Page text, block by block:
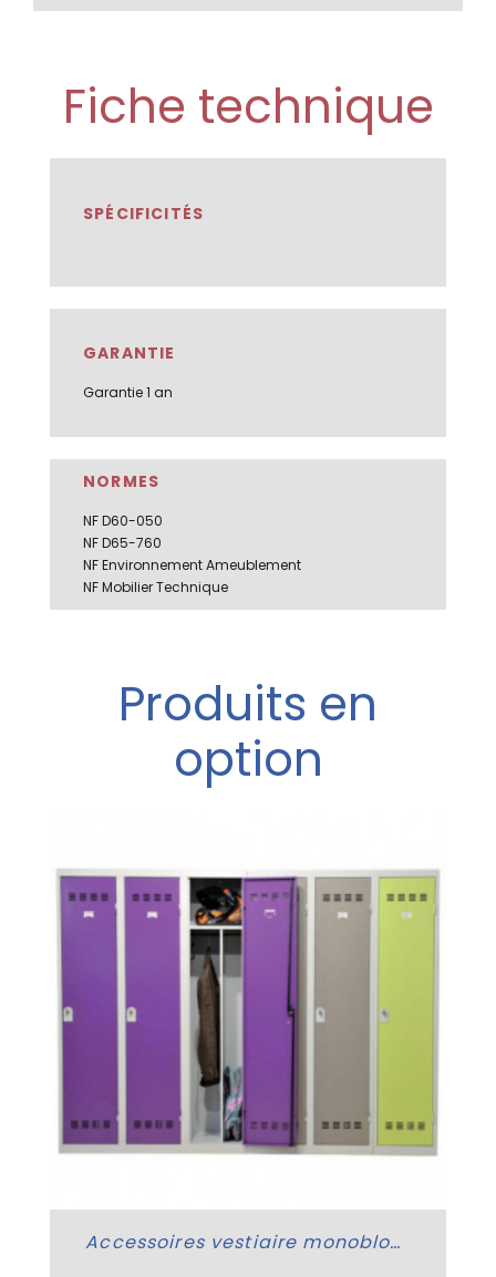
Fiche technique
SPÉCIFICITÉS
GARANTIE
Garantie 1 an
NORMES
NF D60-050
NF D65-760
NF Environnement Ameublement
NF Mobilier Technique
Produits en
option
Accessoires vestiaire monobloc industrie